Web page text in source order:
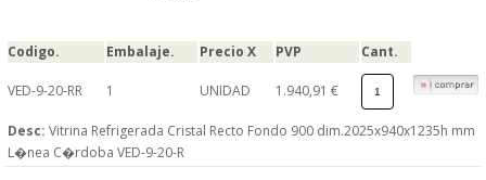
Codigo. Embalaje. Precio X PVP Cant.
VED-9-20-RR 1 UNIDAD 1.940,91 €
Desc: Vitrina Refrigerada Cristal Recto Fondo 900 dim.2025x940x1235h mm
L�nea C�rdoba VED-9-20-R